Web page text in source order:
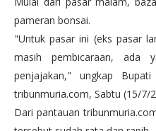
pameran bonsai.
"Untuk pasar ini (eks pasar
masih pembicaraan, ada
penjajakan," ungkap
tribunmuria.com, Sabtu (15/7/
Dari pantauan